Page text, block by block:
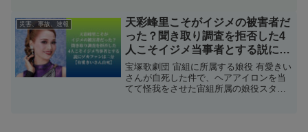
のが、被害者男性を殺害している動画
と、持ち帰った頭部を手袋をした手で触
っている動画が見つかったという常軌を
逸したものだったのです。どのような意
図で動画が撮影されたものかが分かって
おらず、「責任能力がないというのを見
せるために撮ったのでは」という憶測も
ありました。動画撮影が減刑目的なの
災害、事故、速報
天彩峰里こそがイジメの被害者だ
った？聞き取り調査を拒否した4
人こそイジメ当事者とする説にヅ
カファンは二分【有愛きいさん自
死】
宝塚歌劇団 宙組に所属する娘役 有愛きい
さんが自死した件で、ヘアアイロンを当
てて怪我をさせた宙組所属の娘役スター